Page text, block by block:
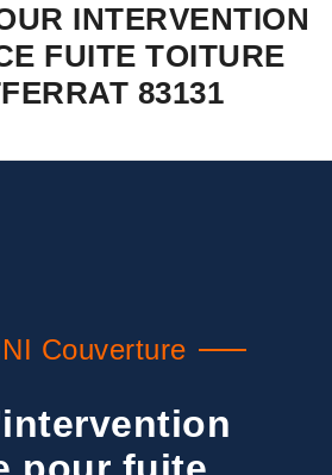
INTERVENTION
FUITE TOITURE
83131
Couverture